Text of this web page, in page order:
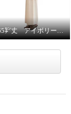
65㌢丈 アイボリーワイドパンツは、シルエット、履き心地ピカイチ